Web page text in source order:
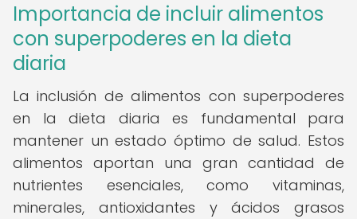
Importancia de incluir alimentos
con superpoderes en la dieta
diaria
La inclusión de alimentos con superpoderes
en la dieta diaria es fundamental para
mantener un estado óptimo de salud. Estos
alimentos aportan una gran cantidad de
nutrientes esenciales, como vitaminas,
minerales, antioxidantes y ácidos grasos